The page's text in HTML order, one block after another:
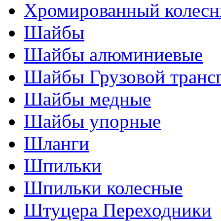
Хромированный
Шайбы
Шайбы алюминиевые
Шайбы Грузовой
Шайбы медные
Шайбы упорные
Шланги
Шпильки
Шпильки колесные
Штуцера Переходники